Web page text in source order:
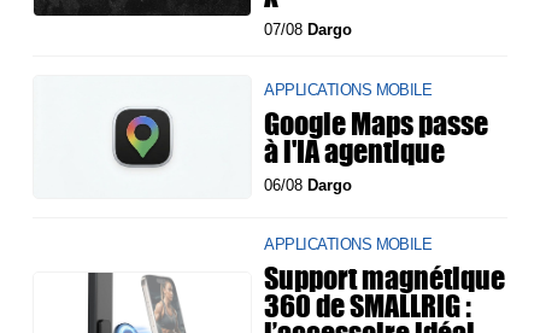
07/08 Dargo
APPLICATIONS MOBILE
Google Maps passe
à l'IA agentique
06/08Dargo
APPLICATIONS MOBILE
Support magnétique
360 de SMALLRIG :